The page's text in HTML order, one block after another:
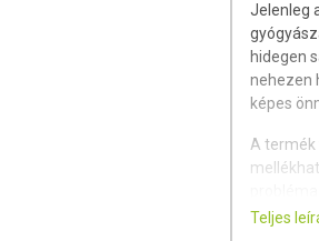
Jelenleg
hidegen
nehezen
képes
A
Teljes